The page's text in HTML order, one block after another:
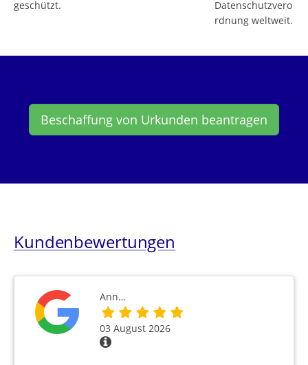
geschützt.
Datenschutzvero
rdnung weltweit.
Beschaffung von Urkunden beantragen
Kundenbewertungen
Ann…
03 August 2026